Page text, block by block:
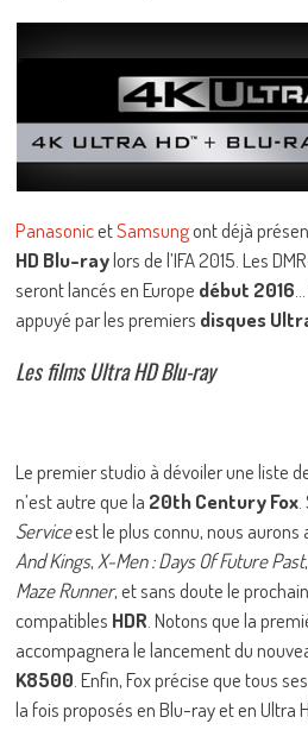
PanasonicetSamsungont déjà
HD Blu-raylors de l’IFA 2015. Les
seront lancés en Europe début 2016
appuyé par les premiers disques
Les films Ultra HD Blu-ray
Le premier studio à dévoiler une liste
n’est autre que la 20th Century Fox
Serviceest le plus connu, nous aurons
And Kings, X-Men : Days Of Future Past,
Maze Runner, et sans doute le prochain
compatibles HDR . Notons que la
accompagnera le lancement du
K8500 . Enfin, Fox précise que tous ses
la fois proposés en Blu-ray et en Ultra